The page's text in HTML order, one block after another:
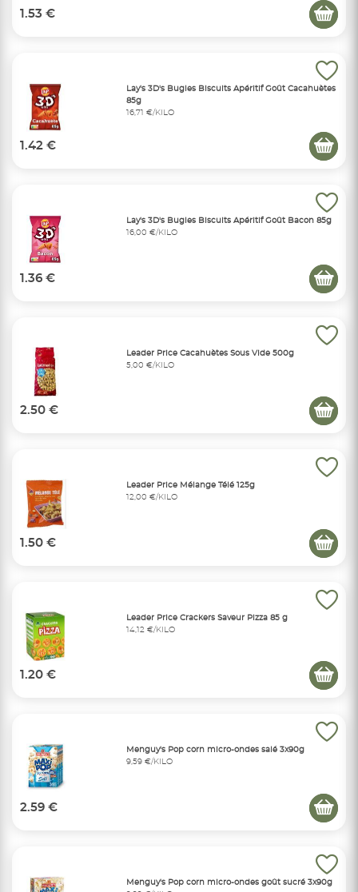
1.53 €
Lay's 3D's Bugles Biscuits Apéritif Goût Cacahuètes
85g
16,71 €/KILO
1.42 €
Lay's 3D's Bugles Biscuits Apéritif Goût Bacon 85g
16,00 €/KILO
1.36 €
Leader Price Cacahuètes Sous Vide 500g
5,00 €/KILO
2.50 €
Leader Price Mélange Télé 125g
12,00 €/KILO
1.50 €
Leader Price Crackers Saveur Pizza 85 g
14,12 €/KILO
1.20 €
Menguy's Pop corn micro-ondes salé 3x90g
9,59 €/KILO
2.59 €
Menguy's Pop corn micro-ondes goût sucré 3x90g